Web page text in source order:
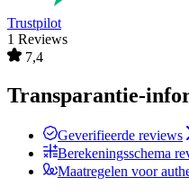
Trustpilot
1 Reviews
7,4
Transparantie-
Geverifieerde reviews
Berekeningsschema
Maatregelen voor